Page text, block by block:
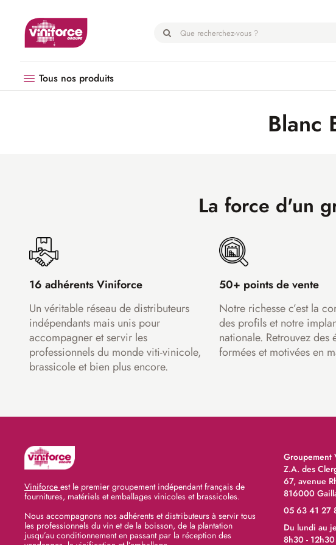
Tous nos produits
Microbrasserie
Blanc
La force d'un
16 adhérents Viniforce
Un véritable réseau de distributeurs
indépendants mais unis pour
accompagner et servir les
professionnels du monde viti-vinicole,
brassicole et bien plus encore.
50+ points de vente
Notre richesse c’est la
des profils et notre
nationale. Retrouvez des
formées et motivées en
Viniforce est le premier groupement indépendant français de
fournitures, matériels et emballages vinicoles et brassicoles.
Nous accompagnons nos adhérents et distributeurs à servir tous
les professionnels du vin et de la boisson, de la plantation
jusqu’au conditionnement en passant par la réception des
Groupement
Z.A. des
67, avenue
816000
05 63 41 27
Du lundi au
8h30 -